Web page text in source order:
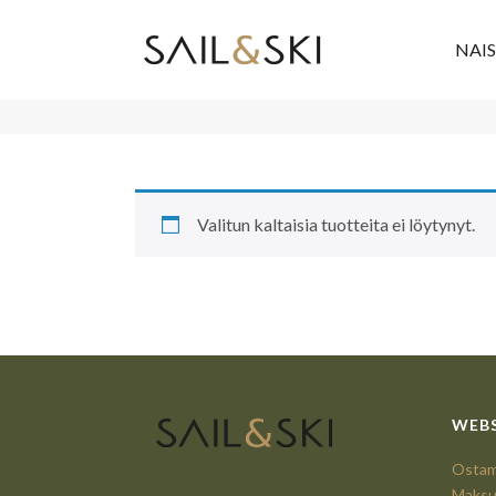
Valitun kaltaisia tuotteita ei löytynyt.